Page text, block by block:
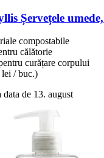
Șervețele
compostabile
călătorie
curățare corpului
/ buc.)
de 13. august